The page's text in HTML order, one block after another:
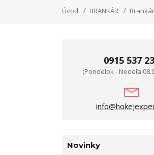
Úvod BRANKÁR
0915 537
(Pondelok - Nedeľa
Novinky